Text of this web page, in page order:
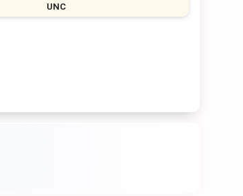
UNC